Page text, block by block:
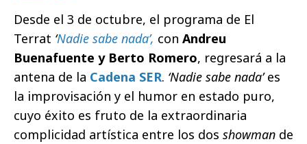
Desde el 3 de octubre, el programa de El
Terrat ‘Nadie sabe nada’, con Andreu
Buenafuente y Berto Romero, regresará a la
antena de la Cadena SER. ‘Nadie sabe nada’es
la improvisación y el humor en estado puro,
cuyo éxito es fruto de la extraordinaria
complicidad artística entre los dos showman de